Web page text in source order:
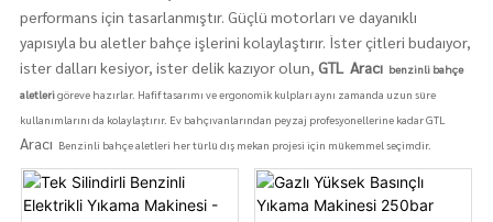
performans için tasarlanmıştır. Güçlü motorları ve dayanıklı
yapısıyla bu aletler bahçe işlerini kolaylaştırır. İster çitleri budaıyor,
ister dalları kesiyor, ister delik kazıyor olun, GTL Aracı benzinli bahçe
aletlerigöreve hazırlar. Hafif tasarımı ve ergonomik kulpları aynı zamanda uzun süre
kullanımlarını da kolaylaştırır. Ev bahçıvanlarından peyzaj profesyonellerine kadar GTL
Aracı Benzinli bahçe aletleri her türlü dış mekan projesi için mükemmel seçimdir.